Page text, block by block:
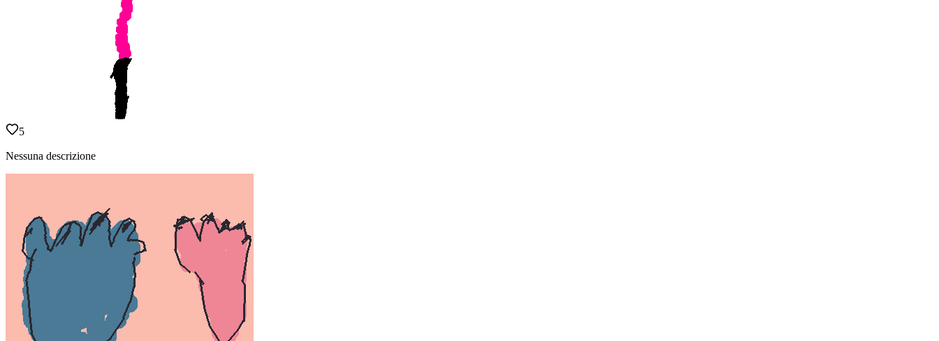
5
Nessuna descrizione